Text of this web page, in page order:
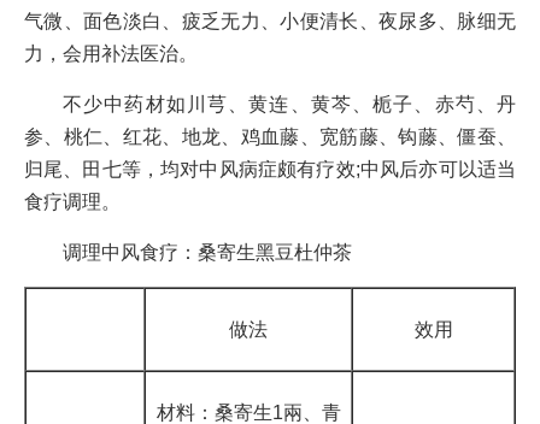
气微、面色淡白、疲乏无力、小便清长、夜尿多、脉细无
力，会用补法医治。
不少中药材如川芎、黄连、黄芩、栀子、赤芍、丹
参、桃仁、红花、地龙、鸡血藤、宽筋藤、钩藤、僵蚕、
归尾、田七等，均对中风病症颇有疗效;中风后亦可以适当
食疗调理。
调理中风食疗：桑寄生黑豆杜仲茶
做法 效用
材料：桑寄生1兩、青